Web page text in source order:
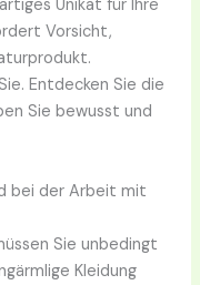
Unikat für Ihre
Vorsicht,
Entdecken Sie die
Sie bewusst und
bei der Arbeit mit
Sie unbedingt
Kleidung